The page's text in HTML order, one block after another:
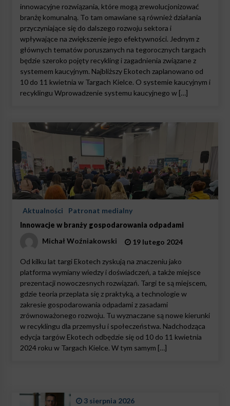
innowacyjne rozwiązania, które mogą zrewolucjonizować
branżę komunalną. To tam omawiane są również działania
przyczyniające się do dalszego rozwoju sektora i
wpływające na zwiększenie jego efektywności. Jednym z
głównych tematów poruszanych na tegorocznych targach
będzie szeroko pojęty recykling i zagadnienia związane z
systemem kaucyjnym. Najbliższy Ekotech zaplanowano od
10 do 11 kwietnia w Targach Kielce. O systemie kaucyjnym i
recyklingu Wprowadzenie systemu kaucyjnego w […]
Aktualności
Patronat medialny
Innowacje w branży gospodarowania odpadami
Michał Woźniakowski
19 lutego 2024
Od kilku lat targi Ekotech zyskują na znaczeniu jako
platforma wymiany wiedzy i doświadczeń, a także miejsce
prezentacji nowoczesnych rozwiązań. Targi te są miejscem,
gdzie teoria przeplata się z praktyką, a technologie w
zakresie gospodarowania odpadami z zasadami
zrównoważonego rozwoju. Tu wyznaczane są nowe kierunki
w recyklingu dla przemysłu i społeczeństwa. Nadchodząca
edycja targów Ekotech odbędzie się od 10 do 11 kwietnia
2024 roku w Targach Kielce. W tym samym […]
3 sierpnia 2026